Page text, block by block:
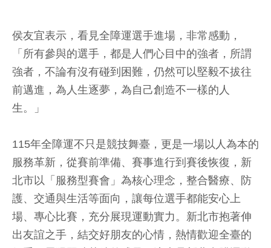
侯友宜表示，看見全障運選手進場，非常感動，
「所有參與的選手，都是人們心目中的強者，所謂
強者，不論有沒有碰到困難，仍然可以堅毅不拔往
前邁進，為人生逐夢，為自己創造不一樣的人
生。」
115年全障運不只是競技舞臺，更是一場以人為本的
服務革新，從賽前準備、賽事進行到賽後恢復，新
北市以「服務型賽會」為核心理念，整合醫療、防
護、交通與生活等面向，讓每位選手都能安心上
場、專心比賽，充分展現運動實力。新北市抱著伸
出友誼之手，結交好朋友的心情，熱情歡迎全臺的